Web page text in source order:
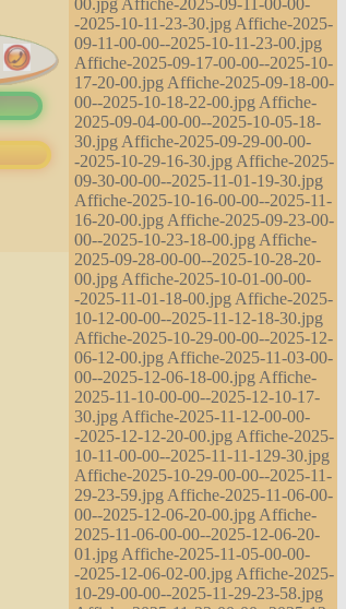
-2025-10-11-23-30.jpg Affiche-2025-
09-11-00-00--2025-10-11-23-00.jpg
Affiche-2025-09-17-00-00--2025-10-
17-20-00.jpg Affiche-2025-09-18-00-
00--2025-10-18-22-00.jpg Affiche-
2025-09-04-00-00--2025-10-05-18-
30.jpg Affiche-2025-09-29-00-00-
-2025-10-29-16-30.jpg Affiche-2025-
09-30-00-00--2025-11-01-19-30.jpg
Affiche-2025-10-16-00-00--2025-11-
16-20-00.jpg Affiche-2025-09-23-00-
00--2025-10-23-18-00.jpg Affiche-
2025-09-28-00-00--2025-10-28-20-
00.jpg Affiche-2025-10-01-00-00-
-2025-11-01-18-00.jpg Affiche-2025-
10-12-00-00--2025-11-12-18-30.jpg
Affiche-2025-10-29-00-00--2025-12-
06-12-00.jpg Affiche-2025-11-03-00-
00--2025-12-06-18-00.jpg Affiche-
2025-11-10-00-00--2025-12-10-17-
30.jpg Affiche-2025-11-12-00-00-
-2025-12-12-20-00.jpg Affiche-2025-
10-11-00-00--2025-11-11-129-30.jpg
Affiche-2025-10-29-00-00--2025-11-
29-23-59.jpg Affiche-2025-11-06-00-
00--2025-12-06-20-00.jpg Affiche-
2025-11-06-00-00--2025-12-06-20-
01.jpg Affiche-2025-11-05-00-00-
-2025-12-06-02-00.jpg Affiche-2025-
10-29-00-00--2025-11-29-23-58.jpg